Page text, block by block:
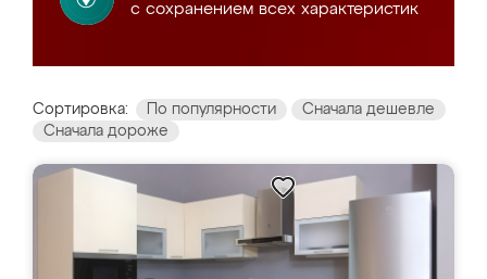
с сохранением всех характеристик
Сортировка: По популярности
Сначала дешевле
Сначала дороже